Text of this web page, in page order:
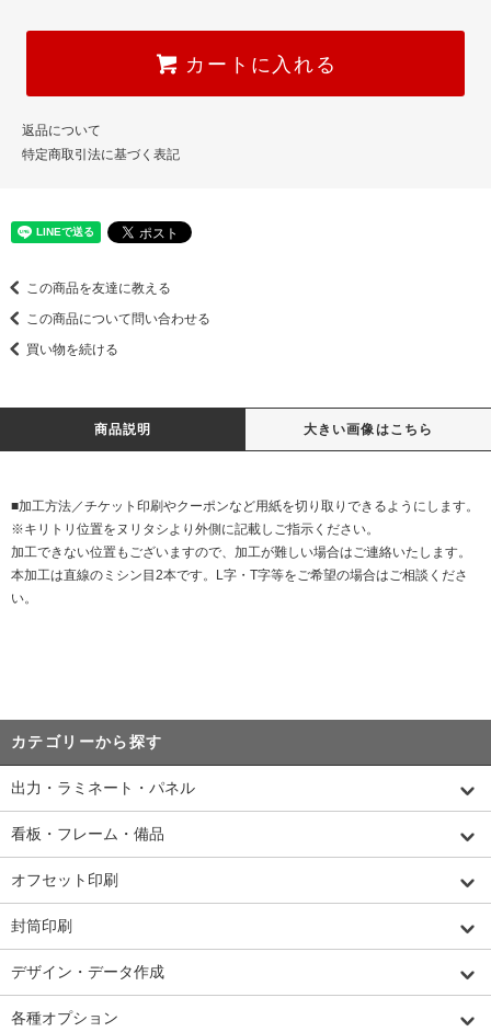
カートに入れる
返品について
特定商取引法に基づく表記
この商品を友達に教える
この商品について問い合わせる
買い物を続ける
商品説明 大きい画像はこちら
■加工方法／チケット印刷やクーポンなど用紙を切り取りできるようにします。
※キリトリ位置をヌリタシより外側に記載しご指示ください。
加工できない位置もございますので、加工が難しい場合はご連絡いたします。
本加工は直線のミシン目2本です。L字・T字等をご希望の場合はご相談くださ
い。
カテゴリーから探す
出力・ラミネート・パネル
看板・フレーム・備品
オフセット印刷
封筒印刷
デザイン・データ作成
各種オプション